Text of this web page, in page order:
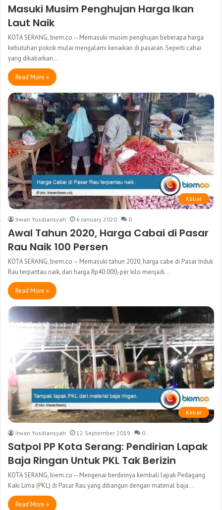
Masuki Musim Penghujan Harga Ikan
Laut Naik
KOTA SERANG, biem.co -- Memasuki musim penghujan beberapa harga
kebutuhan pokok mulai mengalami kenaikan di pasaran. Seperti cabai
yang dikabarkan…
Read More »
Kabar
Irwan Yusdiansyah 6 January 2020 0
Awal Tahun 2020, Harga Cabai di Pasar
Rau Naik 100 Persen
KOTA SERANG, biem.co – Memasuki tahun 2020, harga cabe di Pasar Induk
Rau terpantau naik, dari harga Rp40.000,-per kilo menjadi…
Read More »
Kabar
Irwan Yusdiansyah 12 September 2019 0
Satpol PP Kota Serang: Pendirian Lapak
Baja Ringan Untuk PKL Tak Berizin
KOTA SERANG, biem.co -- Mengenai berdirinya kembali lapak Pedagang
Kaki Lima (PKL) di Pasar Rau yang dibangun dengan material baja…
Read More »